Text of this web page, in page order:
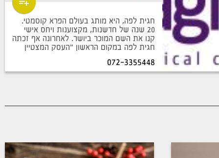
חגית לפה, היא מותג בעולם הפרא קוסמטי.
20 שנה של חדשנות, מקצוענות ויחס אישי
קנו את השם המוכר ביושר. לאחרונה אף זכתה
חגית לפה במקום הראשון "העסק המצטיין
072-3355448